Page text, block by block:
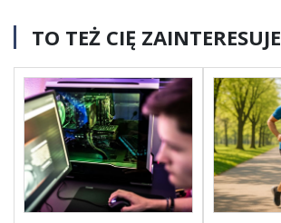
TO TEŻ CIĘ ZAINTERESUJE